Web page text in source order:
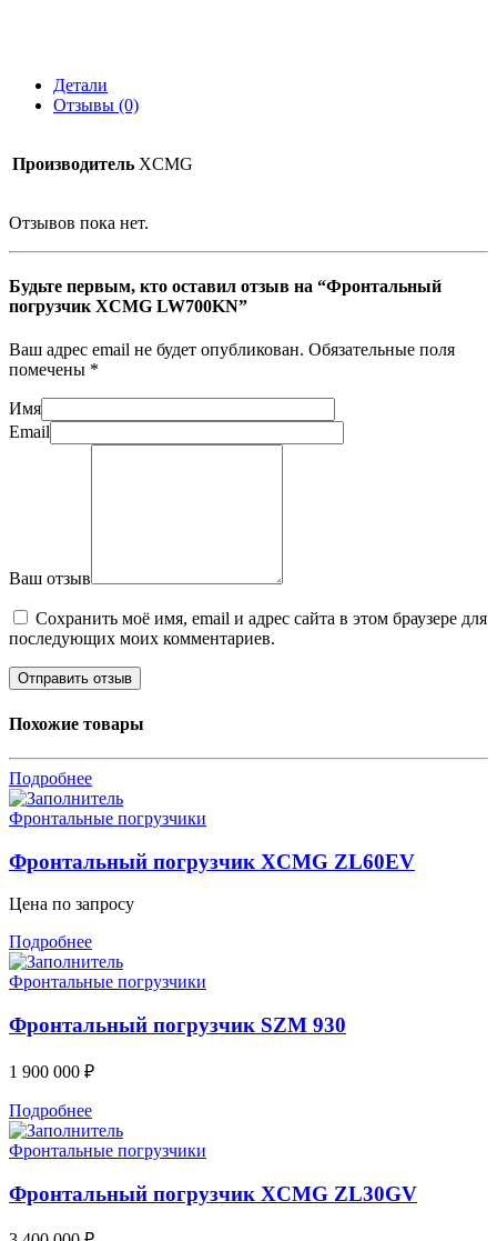
Детали
Отзывы (0)
Производитель XCMG
Отзывов пока нет.
Будьте первым, кто оставил отзыв на “Фронтальный
погрузчик XCMG LW700KN”
Ваш адрес email не будет опубликован. Обязательные поля
помечены *
Имя
Email
Ваш отзыв
Сохранить моё имя, email и адрес сайта в этом браузере для
последующих моих комментариев.
Похожие товары
Подробнее
Фронтальные погрузчики
Фронтальный погрузчик XCMG ZL60EV
Цена по запросу
Подробнее
Фронтальные погрузчики
Фронтальный погрузчик SZM 930
1 900 000 ₽
Подробнее
Фронтальные погрузчики
Фронтальный погрузчик XCMG ZL30GV